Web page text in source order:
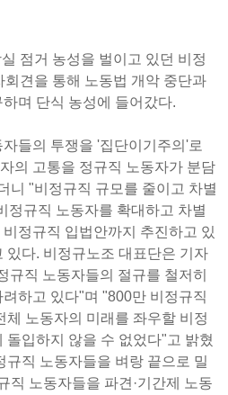
점거 농성을 벌이고 있던 비정
견을 통해 노동법 개악 중단과
며 단식 농성에 들어갔다.
들의 투쟁을 '집단이기주의'로
의 고통을 정규직 노동자가 분담
니 "비정규직 규모를 줄이고 차별
정규직 노동자를 확대하고 차별
정규직 입법안까지 추진하고 있
있다. 비정규노조 대표단은 기자
규직 노동자들의 절규를 철저히
하고 있다"며 "800만 비정규직
체 노동자의 미래를 좌우할 비정
돌입하지 않을 수 없었다"고 밝혔
규직 노동자들을 벼랑 끝으로 밀
직 노동자들을 파견·기간제 노동